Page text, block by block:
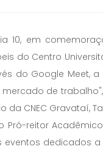
em
do Centro
do Google Meet,
de
da CNEC Gravataí,
reitor Acadêmico
eventos dedicados